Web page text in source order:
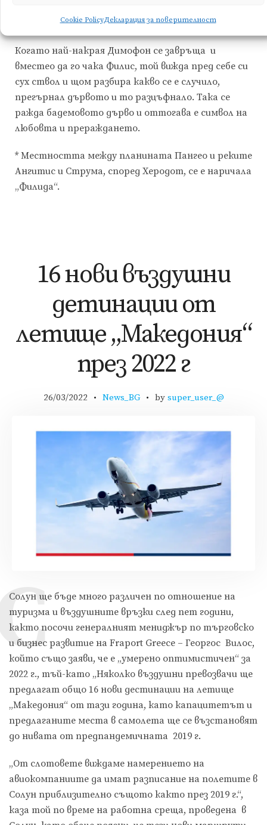
Cookie PolicyДекларация за поверителност
превърнали в дърво.
Когато най-накрая Димофон се завръща и
вместео да го чака Филис, той вижда пред себе си
сух ствол и щом разбира какво се е случило,
прегърнал дървото и то разцъфнало. Така се
ражда бадемовото дърво и оттогава е символ на
любовта и прераждането.
* Местността между планината Пангео и реките
Ангитис и Струма, според Херодот, се е наричала
„Филида“.
16 нови въздушни
детинации от
летище „Македония“
през 2022 г
26/03/2022 News_BG by super_user_@
Солун ще бъде много различен по отношение на
туризма и въздушните връзки след пет години,
както посочи генералният мениджър по търговско
и бизнес развитие на Fraport Greece – Георгос Вилос,
който също заяви, че е „умерено оптимистичен“ за
2022 г., тъй-като „Няколко въздушни превозвачи ще
предлагат общо 16 нови дестинации на летище
„Македония“ от тази година, като капацитетът и
предлаганите места в самолета ще се възстановят
до нивата от предпандемичната 2019 г.
„От слотовете виждаме намерението на
авиокомпаниите да имат разписание на полетите в
Солун приблизително същото както през 2019 г.“,
каза той по време на работна среща, проведена в